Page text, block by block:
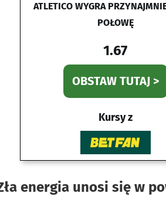
ATLETICO WYGRA
POŁOWĘ
1.67
OBSTAW TUTAJ >
Kursy z
energia unosi się w